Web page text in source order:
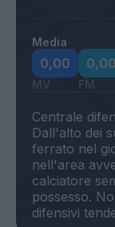
Media
0,00
MV
0,00
FM
Centrale
Dall'alto dei
ferrato nel
nell'area
calciatore
possesso.